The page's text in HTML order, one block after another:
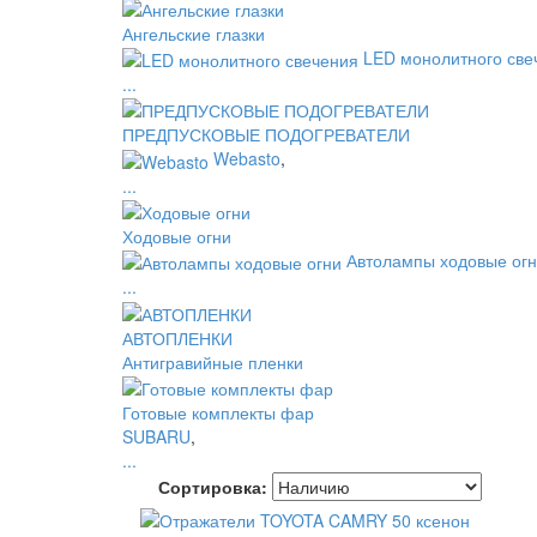
Ангельские глазки
LED монолитного
...
ПРЕДПУСКОВЫЕ ПОДОГРЕВАТЕЛИ
Webasto,
...
Ходовые огни
Автолампы ходовые
...
АВТОПЛЕНКИ
Антигравийные пленки
Готовые комплекты фар
SUBARU,
...
Сортировка: